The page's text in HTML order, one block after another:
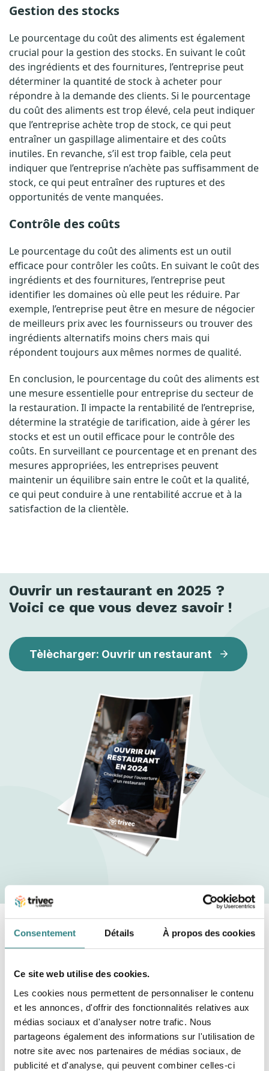
Consentement Détails À propos des cookies
Ce site web utilise des cookies.
Les cookies nous permettent de personnaliser le contenu
et les annonces, d'offrir des fonctionnalités relatives aux
médias sociaux et d'analyser notre trafic. Nous
partageons également des informations sur l'utilisation de
notre site avec nos partenaires de médias sociaux, de
publicité et d'analyse, qui peuvent combiner celles-ci
t
a
u
r
a
n
t
?
Gestion des stocks
Le pourcentage du coût des aliments est également
crucial pour la gestion des stocks. En suivant le coût
des ingrédients et des fournitures, l’entreprise peut
déterminer la quantité de stock à acheter pour
répondre à la demande des clients. Si le pourcentage
du coût des aliments est trop élevé, cela peut indiquer
que l’entreprise achète trop de stock, ce qui peut
entraîner un gaspillage alimentaire et des coûts
inutiles. En revanche, s’il est trop faible, cela peut
indiquer que l’entreprise n’achète pas suffisamment de
stock, ce qui peut entraîner des ruptures et des
opportunités de vente manquées.
Contrôle des coûts
Le pourcentage du coût des aliments est un outil
efficace pour contrôler les coûts. En suivant le coût des
ingrédients et des fournitures, l’entreprise peut
identifier les domaines où elle peut les réduire. Par
exemple, l’entreprise peut être en mesure de négocier
de meilleurs prix avec les fournisseurs ou trouver des
ingrédients alternatifs moins chers mais qui
répondent toujours aux mêmes normes de qualité.
En conclusion, le pourcentage du coût des aliments est
une mesure essentielle pour entreprise du secteur de
la restauration. Il impacte la rentabilité de l’entreprise,
détermine la stratégie de tarification, aide à gérer les
stocks et est un outil efficace pour le contrôle des
coûts. En surveillant ce pourcentage et en prenant des
mesures appropriées, les entreprises peuvent
maintenir un équilibre sain entre le coût et la qualité,
ce qui peut conduire à une rentabilité accrue et à la
satisfaction de la clientèle.
Ouvrir un restaurant en 2025 ?
Voici ce que vous devez savoir !
Tèlècharger: Ouvrir un restaurant
Comment calculer la formule du
coût des aliments ?
Les coûts des aliments est le coût de tous les
ingrédients et fournitures nécessaires pour préparer
les plats du menu. Le calcul de ces coûts peut être
un défi, mais il est essentiel pour toute entreprise du
secteur de la restauration de savoir combien elle
dépense pour ces menus afin de maintenir la